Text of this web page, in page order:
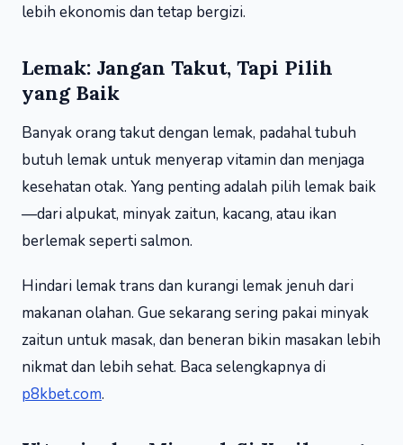
lebih ekonomis dan tetap bergizi.
Lemak: Jangan Takut, Tapi Pilih
yang Baik
Banyak orang takut dengan lemak, padahal tubuh
butuh lemak untuk menyerap vitamin dan menjaga
kesehatan otak. Yang penting adalah pilih lemak baik
—dari alpukat, minyak zaitun, kacang, atau ikan
berlemak seperti salmon.
Hindari lemak trans dan kurangi lemak jenuh dari
makanan olahan. Gue sekarang sering pakai minyak
zaitun untuk masak, dan beneran bikin masakan lebih
nikmat dan lebih sehat. Baca selengkapnya di
p8kbet.com.